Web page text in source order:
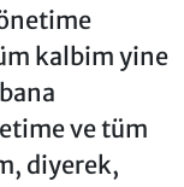
kalbim yine
ve tüm
diyerek,